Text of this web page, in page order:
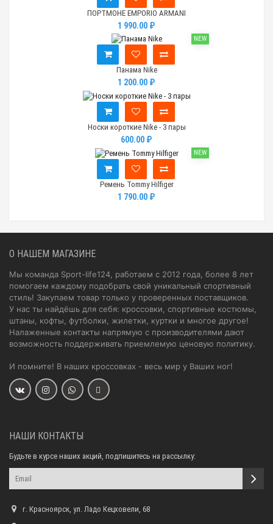
ПОРТМОНЕ EMPORIO ARMANI
1 990.00 ₽
NEW
Панама Nike
1 200.00 ₽
Носки короткие Nike - 3 пары
600.00 ₽
NEW
Ремень Tommy Hilfiger
1 790.00 ₽
О НАШЕМ МАГАЗИНЕ
Мы команда Sport-life124, работаем с 2012 года, более 8 лет
помогаем каждому подобрать свой уникальный спортивный
стиль! Закупаем товар только у проверенных поставщиков.
У нас ты найдёшь для себя: кроссовки, спортивные костюмы,
штаны, кофты, футболки, жилетки, куртки и многое другое!
Налаженные контакты напрямую с производителями дают
возможность поддерживать приемлемую ценовую политику.
И помните! В наших кроссовках - весь мир у Ваших ног!
НАШИ КОНТАКТЫ
Будьте в курсе наших акций, подпишитесь на рассылку:
г. Красноярск, ул. Ладо Кецховели, 68